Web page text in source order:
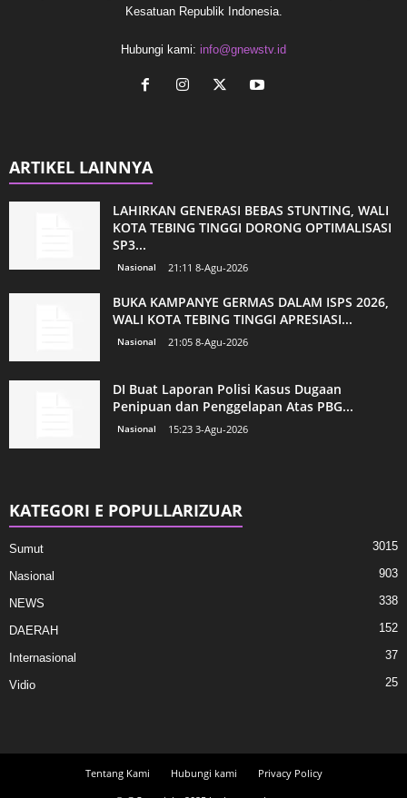
Kesatuan Republik Indonesia.
Hubungi kami: info@gnewstv.id
ARTIKEL LAINNYA
LAHIRKAN GENERASI BEBAS STUNTING, WALI
KOTA TEBING TINGGI DORONG OPTIMALISASI
SP3...
Nasional 21:11 8-Agu-2026
BUKA KAMPANYE GERMAS DALAM ISPS 2026,
WALI KOTA TEBING TINGGI APRESIASI...
Nasional 21:05 8-Agu-2026
DI Buat Laporan Polisi Kasus Dugaan
Penipuan dan Penggelapan Atas PBG...
Nasional 15:23 3-Agu-2026
KATEGORI E POPULLARIZUAR
Sumut 3015
Nasional 903
NEWS 338
DAERAH 152
Internasional 37
Vidio 25
Tentang Kami Hubungi kami
Privacy Policy